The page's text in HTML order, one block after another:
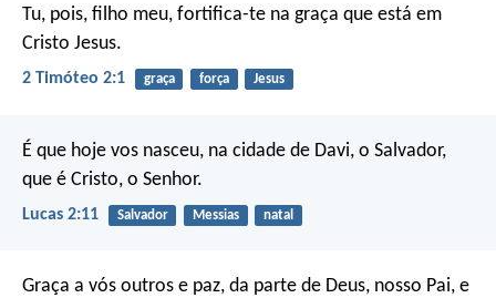
Tu, pois, filho meu, fortifica-te na graça que está em
Cristo Jesus.
2 Timóteo 2:1 graça força Jesus
É que hoje vos nasceu, na cidade de Davi, o Salvador,
que é Cristo, o Senhor.
Lucas 2:11 Salvador Messias natal
Graça a vós outros e paz, da parte de Deus, nosso Pai, e